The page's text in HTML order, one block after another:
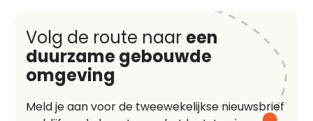
Volg de route naar een
duurzame gebouwde
omgeving
Meld je aan voor de tweewekelijkse nieuwsbrief